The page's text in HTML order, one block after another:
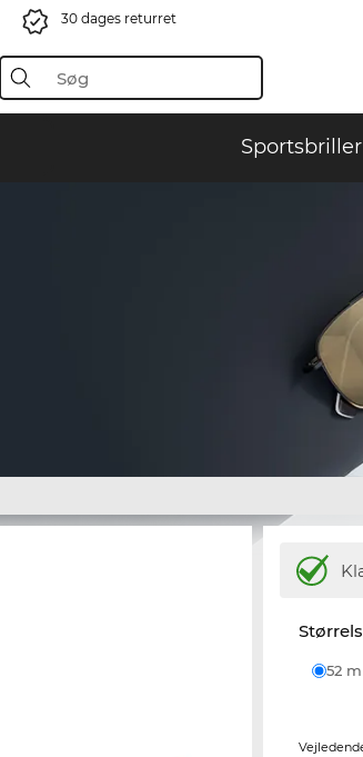
30 dages returret
Sportsbriller
52